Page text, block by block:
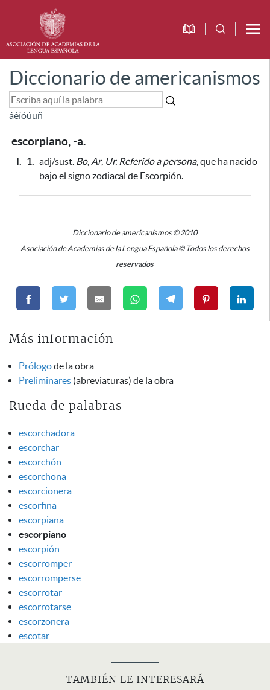
Diccionario de americanismos
áéíóúüñ
escorpiano, -a.
I. 1. adj/sust. Bo, Ar, Ur. Referido a persona, que ha nacido
bajo el signo zodiacal de Escorpión.
Diccionario de americanismos © 2010
Asociación de Academias de la Lengua Española © Todos los derechos
reservados
Más información
Prólogode la obra
Preliminares (abreviaturas) de la obra
Rueda de palabras
escorchadora
escorchar
escorchón
escorchona
escorcionera
escorfina
escorpiana
escorpiano
escorpión
escorromper
escorromperse
escorrotar
escorrotarse
escorzonera
escotar
TAMBIÉN LE INTERESARÁ